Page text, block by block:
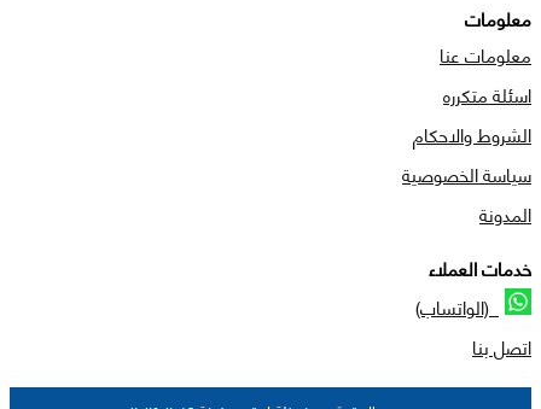
معلومات
معلومات عنا
اسئلة متكرره
الشروط والاحكام
سياسة الخصوصية
المدونة
خدمات العملاء
(الواتساب)
اتصل بنا